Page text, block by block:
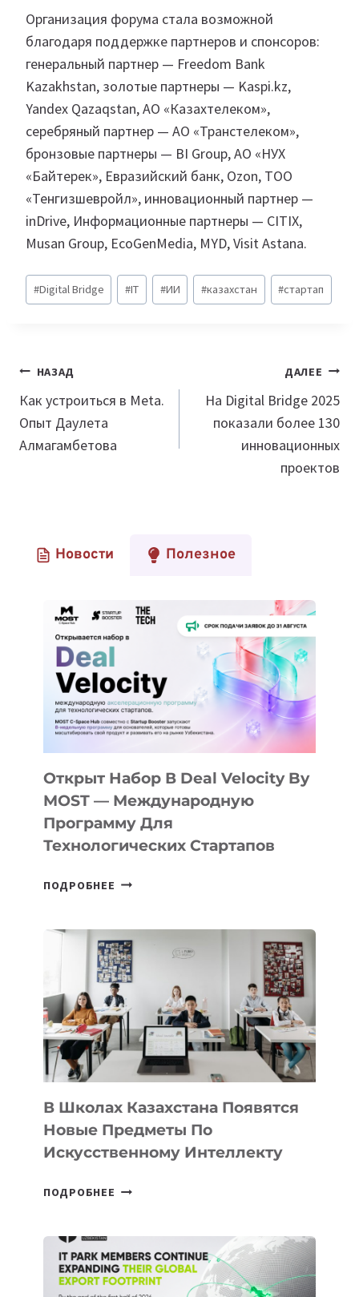
Организация форума стала возможной
благодаря поддержке партнеров и спонсоров:
генеральный партнер — Freedom Bank
Kazakhstan, золотые партнеры — Kaspi.kz,
Yandex Qazaqstan, АО «Казахтелеком»,
серебряный партнер — АО «Транстелеком»,
бронзовые партнеры — BI Group, АО «НУХ
«Байтерек», Евразийский банк, Ozon, ТОО
«Тенгизшевройл», инновационный партнер —
inDrive, Информационные партнеры — CITIX,
Musan Group, EcoGenMedia, MYD, Visit Astana.
Метки
записи:
#Digital Bridge #IT #ИИ #казахстан #стартап
Навигация
по
записям
НАЗАД
Как устроиться в Meta.
Опыт Даулета
Алмагамбетова
ДАЛЕЕ
На Digital Bridge 2025
показали более 130
инновационных
проектов
Новости Полезное
Открыт Набор В Deal Velocity By
MOST — Международную
Программу Для
Технологических Стартапов
ПОДРОБНЕЕ ОТКРЫТ
DEAL
VELOCITY
BY
MOST
—
МЕЖДУНАРОДНУЮ
ПРОГРАММУ
ДЛЯ
ТЕХНОЛОГИЧЕСКИХ
В Школах Казахстана Появятся
Новые Предметы По
Искусственному Интеллекту
ПОДРОБНЕЕ
НОВЫЕ
ПРЕДМЕТЫ